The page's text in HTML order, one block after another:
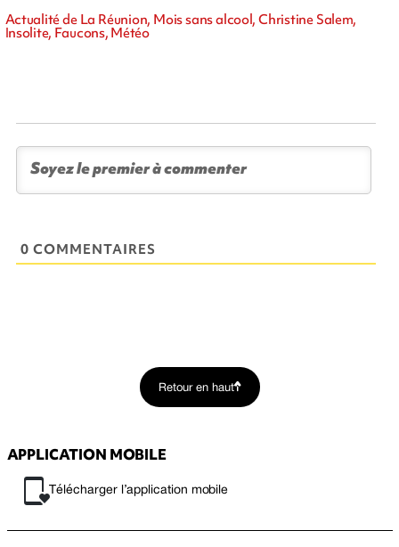
Actualité de La Réunion, Mois sans alcool, Christine Salem,
Insolite, Faucons, Météo
0 COMMENTAIRES
Retour en haut
APPLICATION MOBILE
Télécharger l’application mobile